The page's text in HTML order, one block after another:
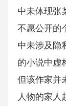
中未体现张
不愿公开的
中未涉及隐
的小说中虚
但该作家并
人物的家人